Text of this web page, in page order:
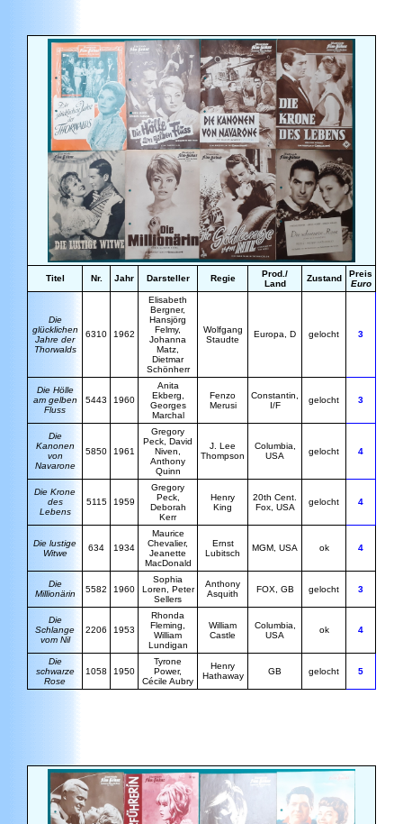
Titel Nr. Jahr Darsteller Regie
Prod./
Land
Zustand
Preis
Euro
Die
glücklichen
Jahre der
Thorwalds
6310 1962
Elisabeth
Bergner,
Hansjörg
Felmy,
Johanna
Matz,
Dietmar
Schönherr
Wolfgang
Staudte
Europa, D gelocht 3
Die Hölle
am gelben
Fluss
5443 1960
Anita
Ekberg,
Georges
Marchal
Fenzo
Merusi
Constantin,
I/F
gelocht 3
Die
Kanonen
von
Navarone
5850 1961
Gregory
Peck, David
Niven,
Anthony
Quinn
J. Lee
Thompson
Columbia,
USA
gelocht 4
Die Krone
des
Lebens
5115 1959
Gregory
Peck,
Deborah
Kerr
Henry
King
20th Cent.
Fox, USA
gelocht 4
Die lustige
Witwe
634 1934
Maurice
Chevalier,
Jeanette
MacDonald
Ernst
Lubitsch
MGM, USA ok 4
Die
Millionärin
5582 1960
Sophia
Loren, Peter
Sellers
Anthony
Asquith
FOX, GB gelocht 3
Die
Schlange
vom Nil
2206 1953
Rhonda
Fleming,
William
Lundigan
William
Castle
Columbia,
USA
ok 4
Die
schwarze
Rose
1058 1950
Tyrone
Power,
Cécile Aubry
Henry
Hathaway
GB gelocht 5